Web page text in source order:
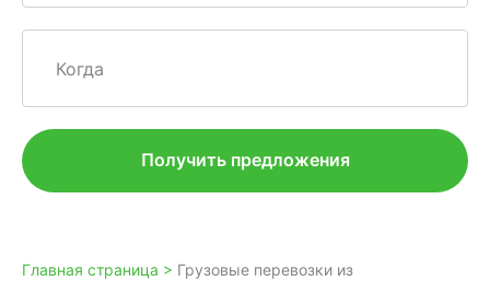
Когда
Получить предложения
Главная страница > Грузовые перевозки из